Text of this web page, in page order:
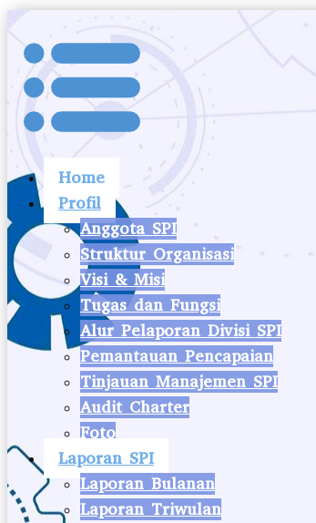
Home
Profil
Anggota SPI
Struktur Organisasi
Visi & Misi
Tugas dan Fungsi
Alur Pelaporan Divisi SPI
Pemantauan Pencapaian
Tinjauan Manajemen SPI
Audit Charter
Foto
Laporan SPI
Laporan Bulanan
Laporan Triwulan